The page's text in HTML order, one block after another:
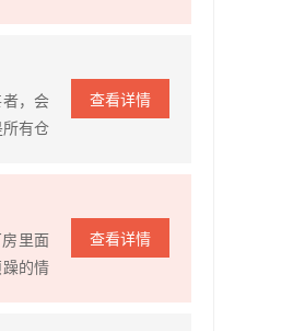
查看详情
，会
有仓
查看详情
里面
的情